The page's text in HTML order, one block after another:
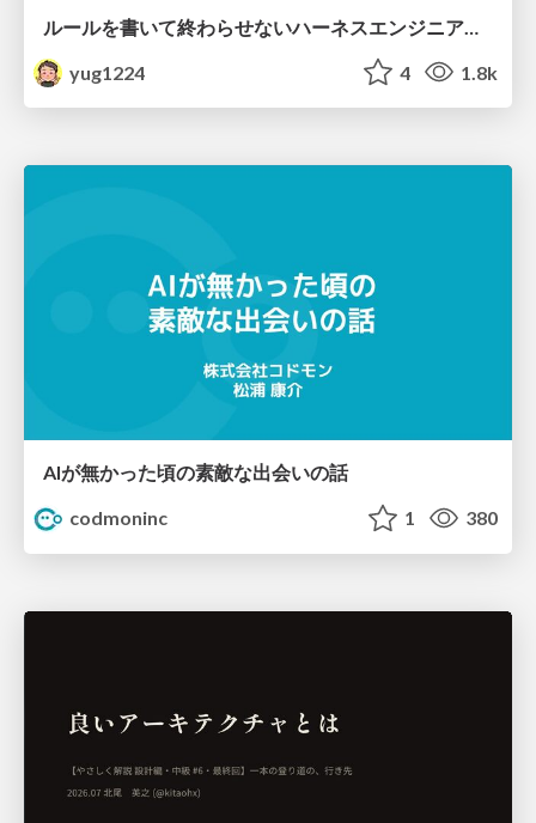
yug1224
4 1.8k
AIが無かった頃の素敵な出会いの話
codmoninc
1 380